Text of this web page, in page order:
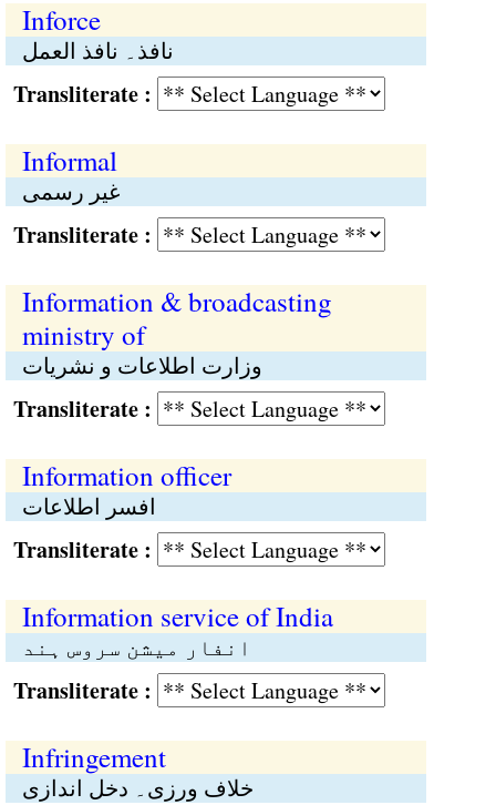
Inforce
نافذ۔ نافذ العمل
:
Informal
غیر رسمی
:
Information & broadcasting
ministry of
وزارت اطلاعات و نشریات
:
Information officer
افسر اطلاعات
:
Information service of India
انفار میشن سروس ہند
:
Infringement
خلاف ورزی۔ دخل اندازی